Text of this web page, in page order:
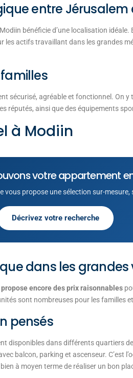
entre Jérusalem
bénéficie d’une localisation idéale.
les actifs travaillant dans les grandes
sécurisé, agréable et fonctionnel. On y
réputés, ainsi que des équipements
à Modiin
votre appartement
vous propose une sélection sur-mesure,
Décrivez votre recherche
dans les grandes
encore des prix raisonnables
sont nombreuses pour les familles
pensés
disponibles dans différents quartiers
balcon, parking et ascenseur. C’est
à moyen terme de réaliser un bon